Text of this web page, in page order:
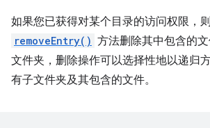
如果您已获得对某个目录的访问权限，
removeEntry() 方法删除其中包含的
文件夹，删除操作可以选择性地以递归
有子文件夹及其包含的文件。